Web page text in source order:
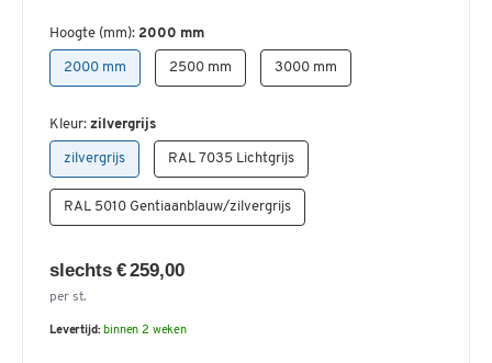
Hoogte (mm): 2000 mm
2000 mm 2500 mm 3000 mm
Kleur: zilvergrijs
zilvergrijs RAL 7035 Lichtgrijs
RAL 5010 Gentiaanblauw/zilvergrijs
slechts € 259,00
per st.
Levertijd: binnen 2 weken